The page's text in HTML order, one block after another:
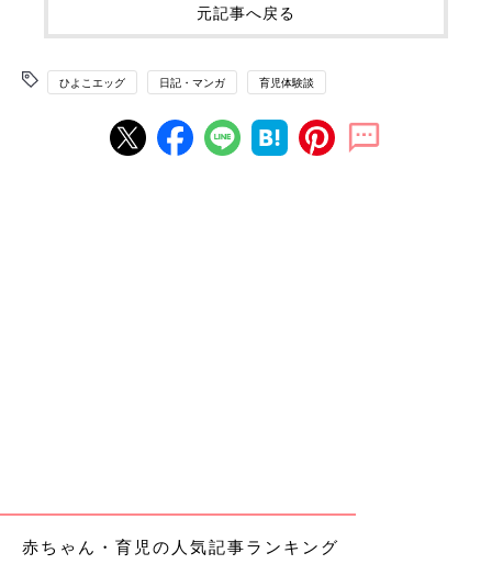
元記事へ戻る
ひよこエッグ 日記・マンガ 育児体験談
赤ちゃん・育児の人気記事ランキング